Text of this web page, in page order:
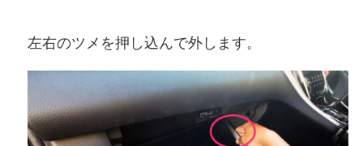
左右のツメを押し込んで外します。